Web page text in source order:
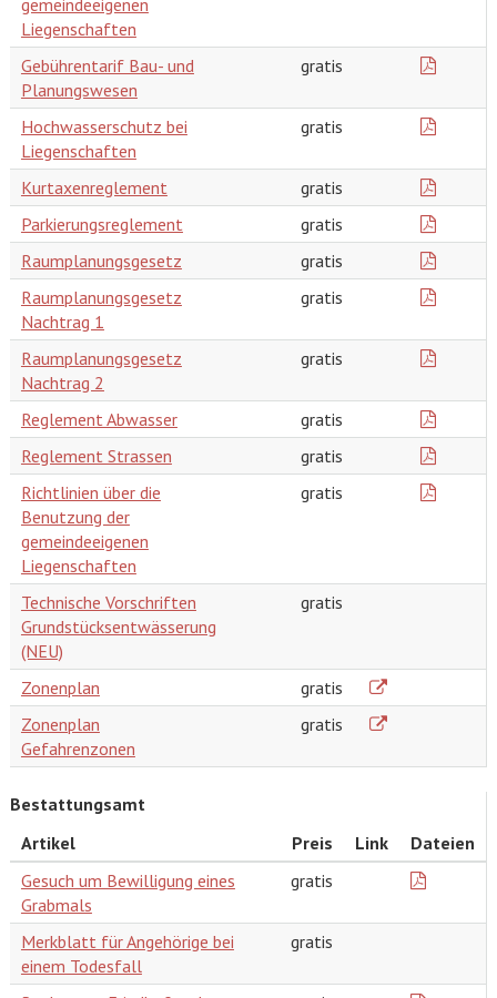
Liegenschaften
Gebührentarif Bau- und
Planungswesen
gratis
Hochwasserschutz bei
Liegenschaften
gratis
Kurtaxenreglement
gratis
Parkierungsreglement
gratis
Raumplanungsgesetz
gratis
Raumplanungsgesetz
Nachtrag 1
gratis
Raumplanungsgesetz
Nachtrag 2
gratis
Reglement Abwasser
gratis
Reglement Strassen
gratis
Richtlinien über die
Benutzung der
gemeindeeigenen
Liegenschaften
gratis
Technische Vorschriften
Grundstücksentwässerung
(NEU)
gratis
Zonenplan
gratis
Zonenplan
Gefahrenzonen
gratis
Bestattungsamt
Artikel
Preis Link
Dateien
Gesuch um Bewilligung eines
Grabmals
gratis
Merkblatt für Angehörige bei
einem Todesfall
gratis